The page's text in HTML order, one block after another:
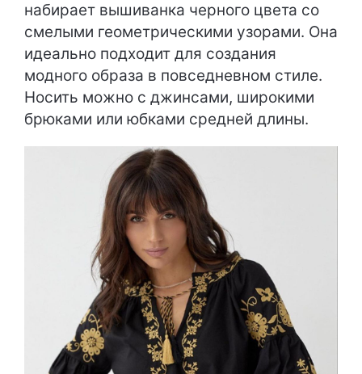
набирает вышиванка черного цвета со
смелыми геометрическими узорами. Она
идеально подходит для создания
модного образа в повседневном стиле.
Носить можно с джинсами, широкими
брюками или юбками средней длины.